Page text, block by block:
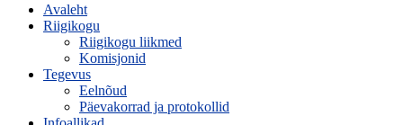
Avaleht
Riigikogu
Riigikogu liikmed
Komisjonid
Tegevus
Eelnõud
Päevakorrad ja protokollid